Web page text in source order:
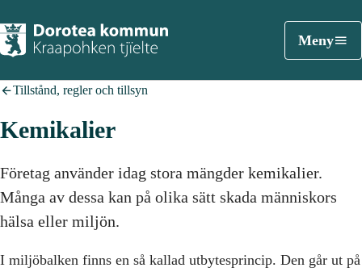
Meny
Tillstånd, regler och tillsyn
Kemikalier
Företag använder idag stora mängder kemikalier.
Många av dessa kan på olika sätt skada människors
hälsa eller miljön.
I miljöbalken finns en så kallad utbytesprincip. Den går ut på